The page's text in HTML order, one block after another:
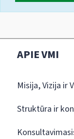
APIE VMI
Misija, Vizija ir
Struktūra ir